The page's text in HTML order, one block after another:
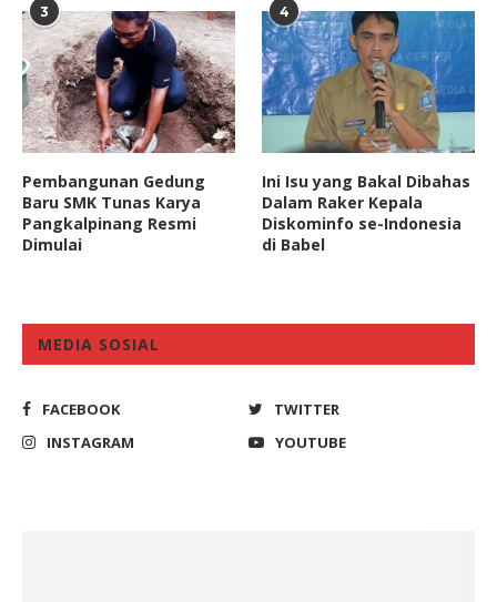
3
Pembangunan Gedung
Baru SMK Tunas Karya
Pangkalpinang Resmi
Dimulai
4
Ini Isu yang Bakal Dibahas
Dalam Raker Kepala
Diskominfo se-Indonesia
di Babel
MEDIA SOSIAL
FACEBOOK
TWITTER
INSTAGRAM
YOUTUBE